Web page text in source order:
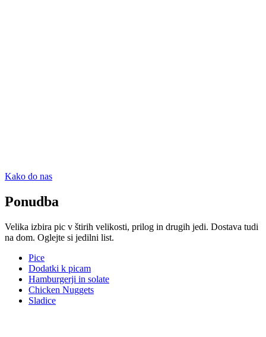
Kako do nas
Ponudba
Velika izbira pic v štirih velikosti, prilog in drugih jedi. Dostava tudi
na dom. Oglejte si jedilni list.
Pice
Dodatki k picam
Hamburgerji in solate
Chicken Nuggets
Sladice